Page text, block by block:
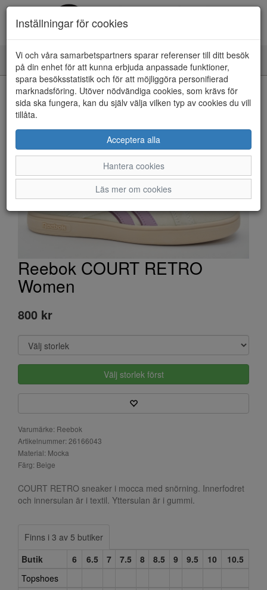
Toggle
navigation
HEM
Reebok COURT RETRO
Women
800 kr
Välj storlek först
Varumärke: Reebok
Artikelnummer: 26166043
Material: Mocka
Färg: Beige
COURT RETRO sneaker i mocca med snörning. Innerfodret
och innersulan är i textil. Yttersulan är i gummi.
Finns i 3 av 5 butiker
Butik
6 6.5 7 7.5 8 8.5 9 9.5 10
10.5
Topshoes
Inställningar för cookies
Vi och våra samarbetspartners sparar referenser till ditt besök
på din enhet för att kunna erbjuda anpassade funktioner,
spara besöksstatistik och för att möjliggöra personifierad
marknadsföring. Utöver nödvändiga cookies, som krävs för
sida ska fungera, kan du själv välja vilken typ av cookies du vill
tillåta.
Acceptera alla
Hantera cookies
Läs mer om cookies